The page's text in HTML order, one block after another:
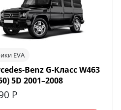
EVA
Benz G-Класс W463
5D 2001–2008
Р